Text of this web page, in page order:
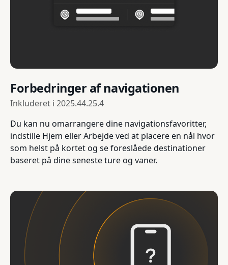
Forbedringer af navigationen
Inkluderet i 2025.44.25.4
Du kan nu omarrangere dine navigationsfavoritter,
indstille Hjem eller Arbejde ved at placere en nål hvor
som helst på kortet og se foreslåede destinationer
baseret på dine seneste ture og vaner.